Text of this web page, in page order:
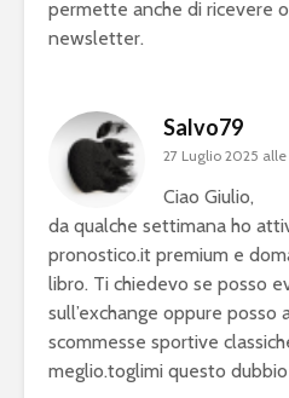
permette anche di ricevere
newsletter.
Salvo79
27 Luglio 2025 alle
Ciao Giulio,
da qualche settimana ho
pronostico.it premium e
libro. Ti chiedevo se posso
sull’exchange oppure
scommesse sportive
meglio.toglimi questo dubbio